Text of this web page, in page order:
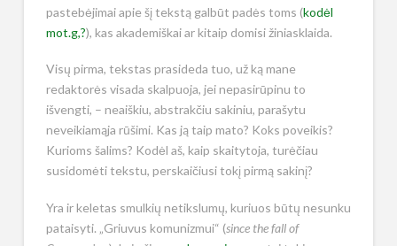
pastebėjimai apie šį tekstą galbūt padės toms (kodėl
mot.g,?), kas akademiškai ar kitaip domisi žiniasklaida.
Visų pirma, tekstas prasideda tuo, už ką mane
redaktorės visada skalpuoja, jei nepasirūpinu to
išvengti, – neaiškiu, abstrakčiu sakiniu, parašytu
neveikiamąja rūšimi. Kas ją taip mato? Koks poveikis?
Kurioms šalims? Kodėl aš, kaip skaitytoja, turėčiau
susidomėti tekstu, perskaičiusi tokį pirmą sakinį?
Yra ir keletas smulkių netikslumų, kuriuos būtų nesunku
pataisyti. „Griuvus komunizmui“ (since the fall of